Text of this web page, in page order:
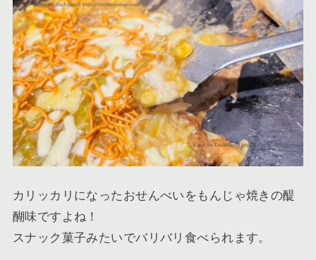
カリッカリになったおせんべいをもんじゃ焼きの醍
醐味ですよね！
スナック菓子みたいでバリバリ食べられます。